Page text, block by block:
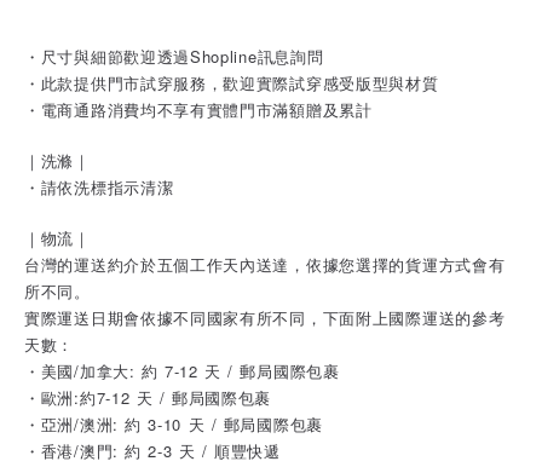
・尺寸與細節歡迎透過Shopline訊息詢問
・此款提供門市試穿服務，歡迎實際試穿感受版型與材質
・電商通路消費均不享有實體門市滿額贈及累計
｜洗滌｜
・請依洗標指示清潔
｜物流｜
台灣的運送約介於五個工作天內送達，依據您選擇的貨運方式會有
所不同。
實際運送日期會依據不同國家有所不同，下面附上國際運送的參考
天數：
・美國/加拿大: 約 7-12 天 / 郵局國際包裹
・歐洲:約7-12 天 / 郵局國際包裹
・亞洲/澳洲: 約 3-10 天 / 郵局國際包裹
・香港/澳門: 約 2-3 天 / 順豐快遞